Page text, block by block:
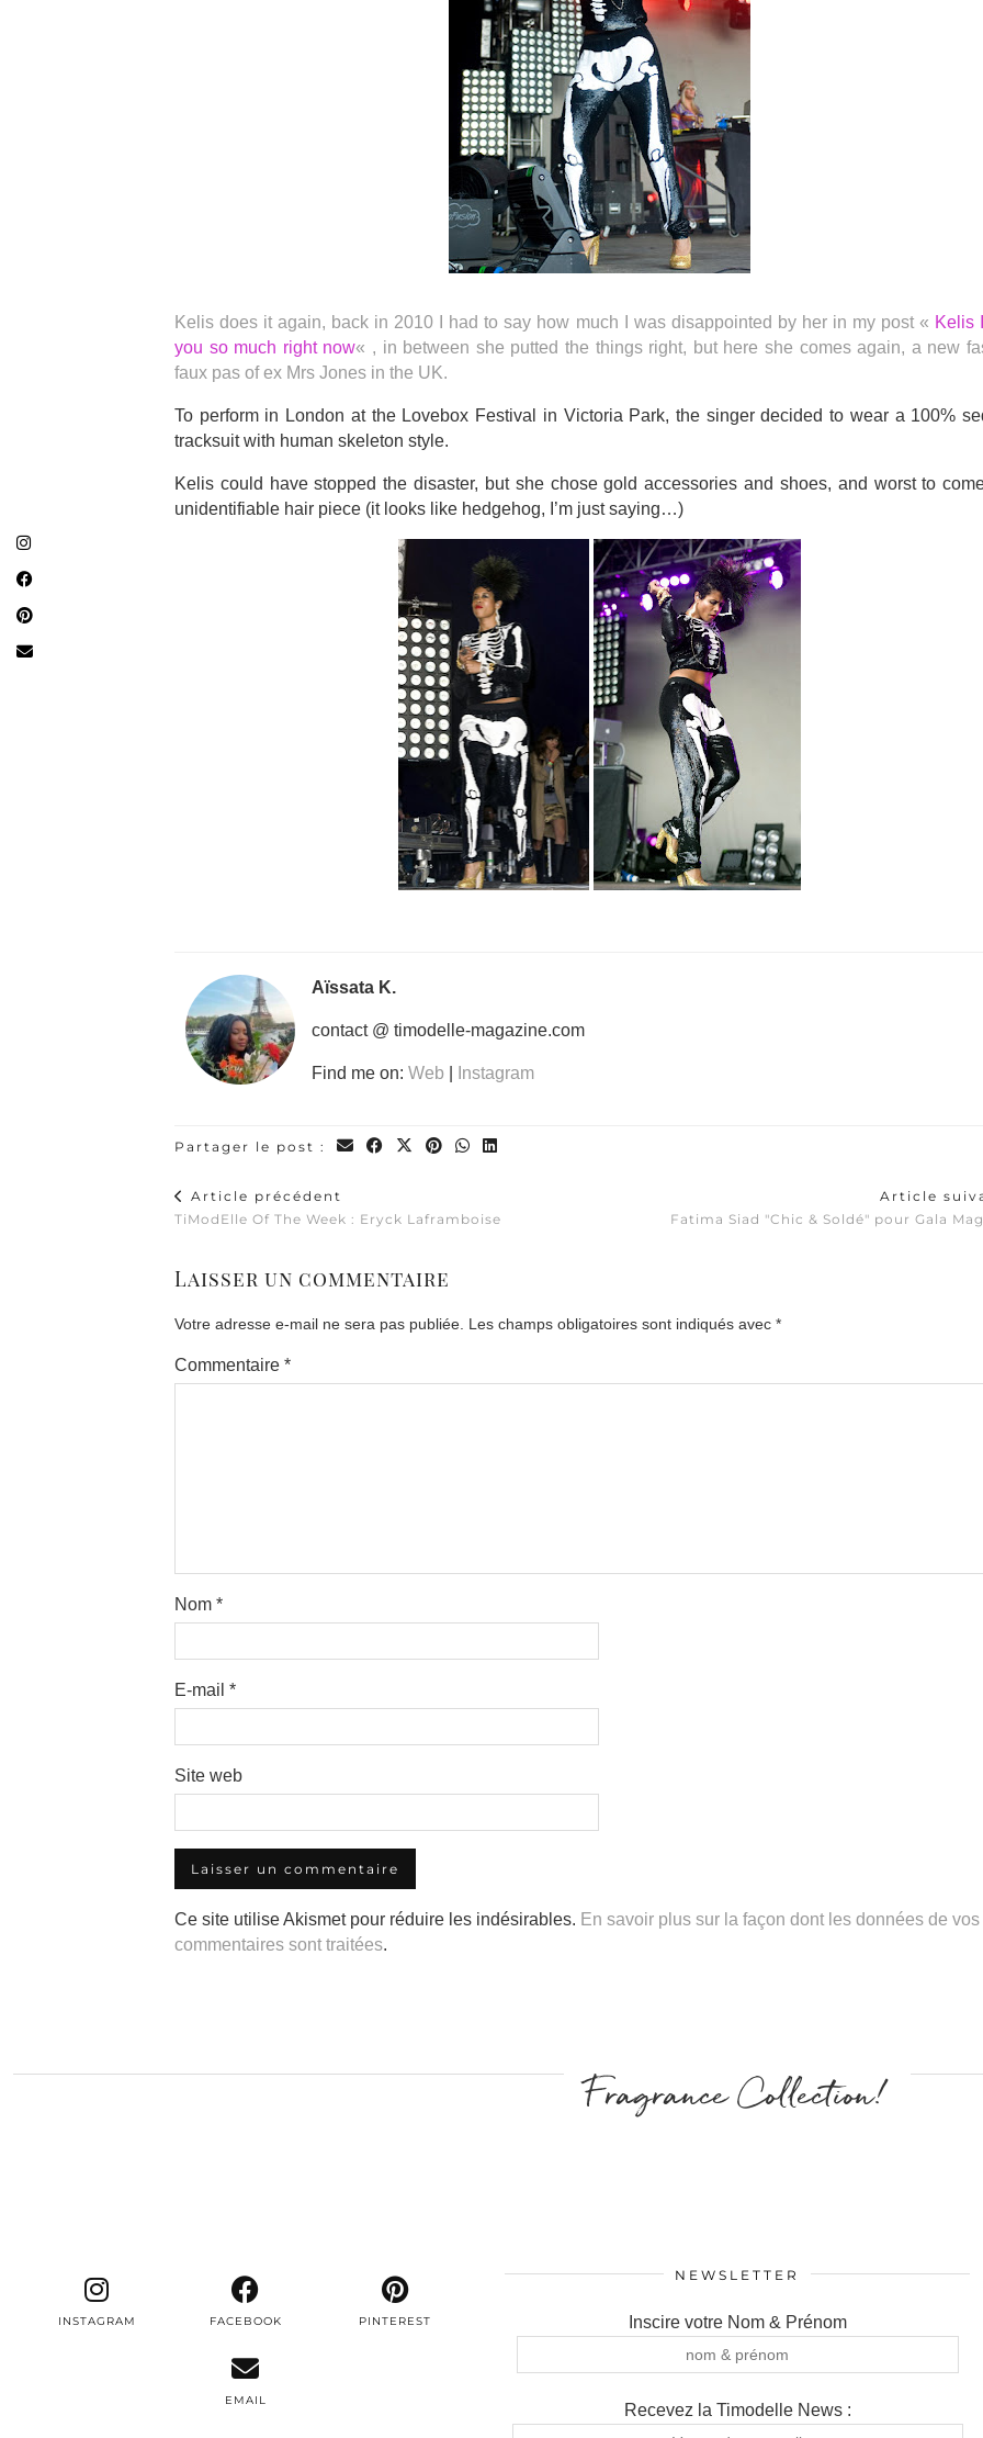
Kelis does it again, back in 2010 I had to say how much I was disappointed by her in my post « Kelis
you so much right now« , in between she putted the things right, but here she comes again, a new
faux pas of ex Mrs Jones in the UK.
To perform in London at the Lovebox Festival in Victoria Park, the singer decided to wear a 100%
tracksuit with human skeleton style.
Kelis could have stopped the disaster, but she chose gold accessories and shoes, and worst to
unidentifiable hair piece (it looks like hedgehog, I’m just saying…)
Aïssata K.
contact @ timodelle-magazine.com
Find me on: Web Instagram
Partager le post :
Article précédent
TiModElle Of The Week : Eryck Laframboise
Article
Fatima Siad "Chic & Soldé" pour Gala
Laisser un commentaire
Votre adresse e-mail ne sera pas publiée. Les champs obligatoires sont indiqués avec *
Commentaire *
Nom *
E-mail *
Site web
Ce site utilise Akismet pour réduire les indésirables. En savoir plus sur la façon dont les données de vos
commentaires sont traitées.
Fragrance Collection!
INSTAGRAM FACEBOOK PINTEREST
EMAIL
NEWSLETTER
Inscire votre Nom & Prénom
Recevez la Timodelle News :